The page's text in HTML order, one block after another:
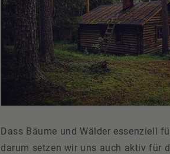
Dass Bäume und Wälder essenziell
darum setzen wir uns auch aktiv für